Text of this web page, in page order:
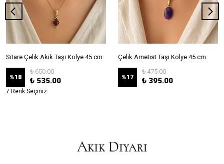
Sitare Çelik Akik Taşı Kolye 45 cm
%18
₺ 650.00
₺ 535.00
7 Renk Seçiniz
Çelik Ametist Taşı Kolye 45 cm
%17
₺ 475.00
₺ 395.00